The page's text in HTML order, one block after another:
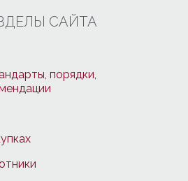
САЙТА
порядки,